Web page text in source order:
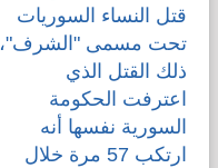
قتل النساء السوريات
تحت مسمى "الشرف"،
ذلك القتل الذي
اعترفت الحكومة
السورية نفسها أنه
ارتكب 57 مرة خلال